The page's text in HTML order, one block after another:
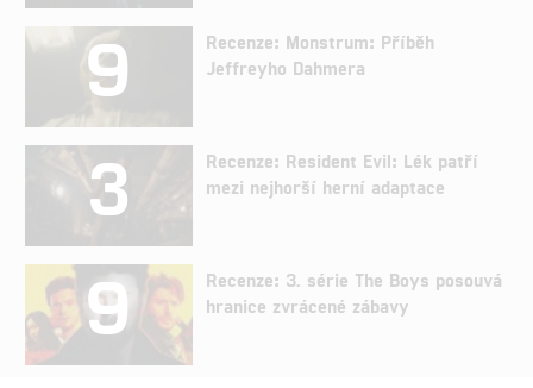
9
Recenze: Monstrum: Příběh
Jeffreyho Dahmera
3
Recenze: Resident Evil: Lék patří
mezi nejhorší herní adaptace
9
Recenze: 3. série The Boys posouvá
hranice zvrácené zábavy